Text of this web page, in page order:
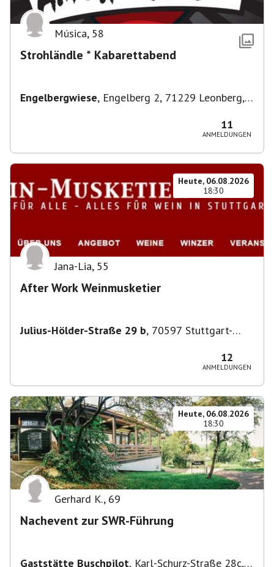
Música, 58
Strohländle * Kabarettabend
Engelbergwiese, Engelberg 2, 71229 Leonberg,
11
ANMELDUNGEN
Heute, 06.08.2026
18:30
Jana-Lia, 55
After Work Weinmusketier
Julius-Hölder-Straße 29 b, 70597 Stuttgart-
12
ANMELDUNGEN
Heute, 06.08.2026
18:30
Gerhard K., 69
Nachevent zur SWR-Führung
Gaststätte Buschpilot, Karl-Schurz-Straße 28c,